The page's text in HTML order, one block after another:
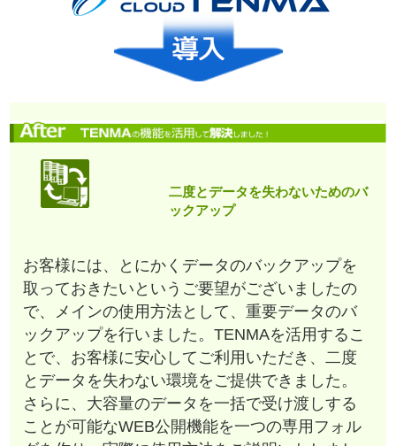
二度とデータを失わないためのバ
ックアップ
お客様には、とにかくデータのバックアップを
取っておきたいというご要望がございましたの
で、メインの使用方法として、重要データのバ
ックアップを行いました。TENMAを活用するこ
とで、お客様に安心してご利用いただき、二度
とデータを失わない環境をご提供できました。
さらに、大容量のデータを一括で受け渡しする
ことが可能なWEB公開機能を一つの専用フォル